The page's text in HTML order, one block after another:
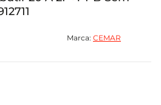
Marca: CEMAR